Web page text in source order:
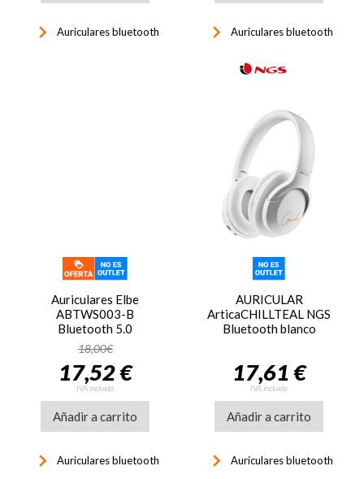
keyboard_arrow_right Auriculares bluetooth keyboard_arrow_right Auriculares bluetooth
Auriculares Elbe
ABTWS003-B
Bluetooth 5.0
18,00€
17,52 €
IVA incluido
Añadir a carrito
keyboard_arrow_right Auriculares bluetooth
AURICULAR
ArticaCHILLTEAL NGS
Bluetooth blanco
17,61 €
IVA incluido
Añadir a carrito
keyboard_arrow_right Auriculares bluetooth